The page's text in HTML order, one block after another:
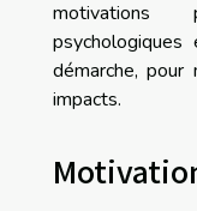
motivations
démarche,
impacts.